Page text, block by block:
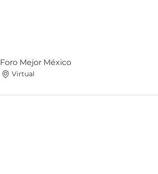
Foro Mejor México
Virtual